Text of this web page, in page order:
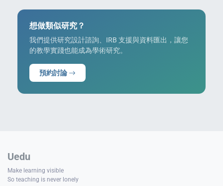
想做類似研究？
我們提供研究設計諮詢、IRB 支援與資料匯出，讓您
的教學實踐也能成為學術研究。
預約討論
Uedu
Make learning visible
So teaching is never lonely